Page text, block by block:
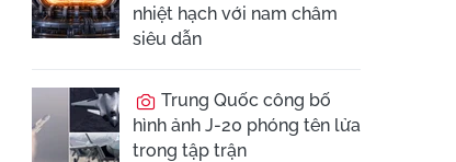
nhiệt hạch với nam châm
siêu dẫn
Trung Quốc công bố
hình ảnh J-20 phóng tên lửa
trong tập trận